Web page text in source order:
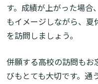
す。成績が上がった場合
もイメージしながら、
を訪問しましょう。
併願する高校の訪問も
びもとても大切です。通